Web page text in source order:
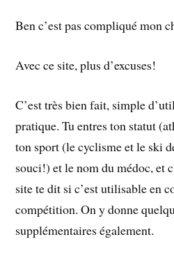
Ben c’est pas compliqué mon
Avec ce site, plus d’excuses!
C’est très bien fait, simple
pratique. Tu entres ton statut
ton sport (le cyclisme et le ski
souci!) et le nom du médoc, et
site te dit si c’est utilisable en
compétition. On y donne
supplémentaires également.